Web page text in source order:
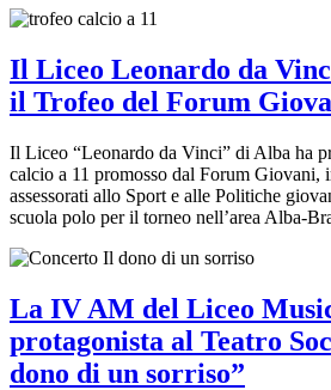
Il Liceo Leonardo da
il Trofeo del Forum
Il Liceo “Leonardo da Vinci” di Alba ha
calcio a 11 promosso dal Forum Giovani,
assessorati allo Sport e alle Politiche
scuola polo per il torneo nell’area Alba-
La IV AM del Liceo
protagonista al Teatro
dono di un sorriso”